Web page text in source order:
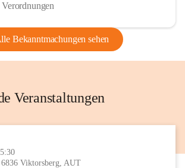
Verordnungen
Bekanntmachungen sehen
Veranstaltungen
6836 Viktorsberg, AUT